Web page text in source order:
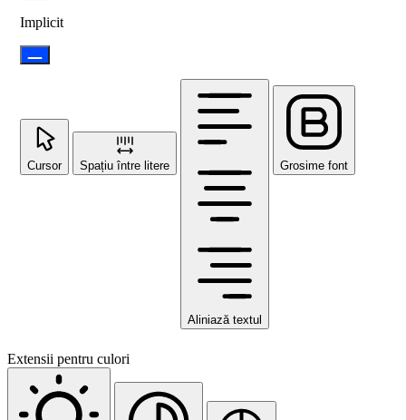
Implicit
Cursor Spațiu între litere
Aliniază textul
Grosime font
Extensii pentru culori